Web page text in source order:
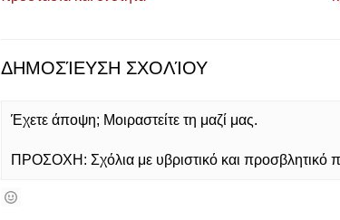
ΔΗΜΟΣΊΕΥΣΗ ΣΧΟΛΊΟΥ
Έχετε άποψη; Μοιραστείτε τη μαζί μας.
ΠΡΟΣΟΧΗ: Σχόλια με υβριστικό και προσβλητικό